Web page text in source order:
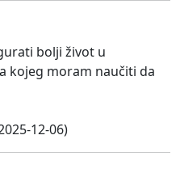
bolji život u
kojeg moram naučiti da
12-06)